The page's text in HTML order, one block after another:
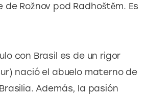
Rožnov pod Radhoštěm. Es
con Brasil es de un rigor
nació el abuelo materno de
Además, la pasión